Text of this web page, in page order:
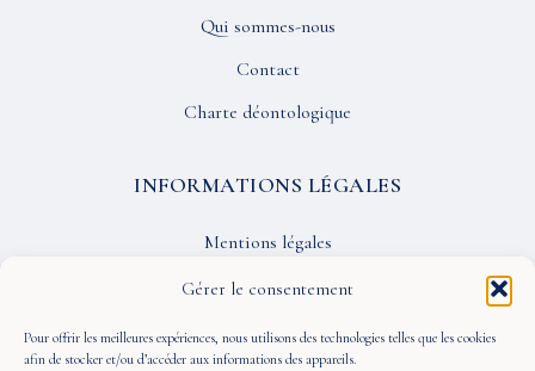
Gérer le consentement
Pour offrir les meilleures expériences, nous utilisons des technologies telles que les cookies
afin de stocker et/ou d’accéder aux informations des appareils.
Qui sommes-nous
Contact
Charte déontologique
INFORMATIONS LÉGALES
Mentions légales
Confidentialité
CGU